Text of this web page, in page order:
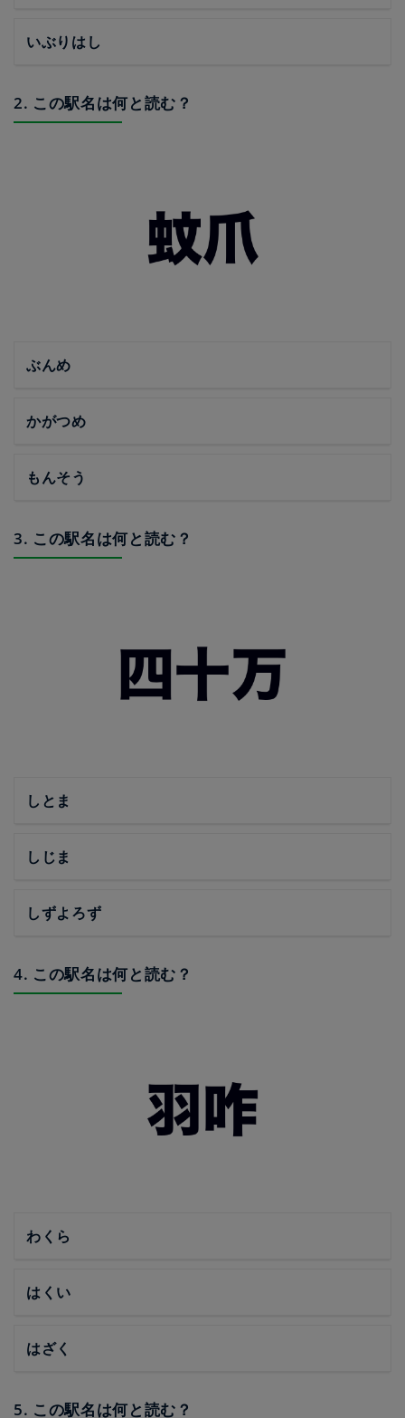
いぶりはし
2. この駅名は何と読む？
ぶんめ
かがつめ
もんそう
3. この駅名は何と読む？
しとま
しじま
しずよろず
4. この駅名は何と読む？
わくら
はくい
はざく
5. この駅名は何と読む？